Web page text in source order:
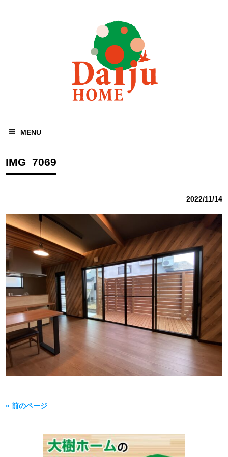
MENU
IMG_7069
2022/11/14
« 前のページ